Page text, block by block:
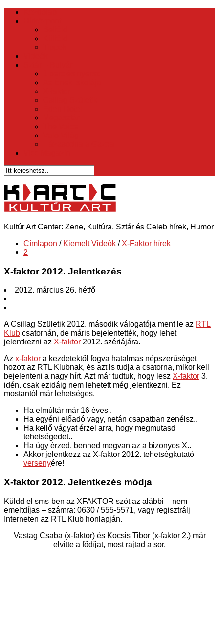
Kultúr Art Center: Zene, Kultúra, Sztár és Celeb hírek, Humor
Címlapon / Kiemelt Videók / X-Faktor hírek
2
X-faktor 2012. Jelentkezés
2012. március 26. hétfő
A Csillag Születik 2012. második válogatója ment le az RTL
Klub csatornán, de máris bejelentették, hogy lehet
jelentkezni az X-faktor 2012. szériájára.
Az x-faktor a kezdetektől fogva hatalmas népszerűséget
hozott az RTL Klubnak, és azt is tudja a csatorna, mikor kell
bejelenteni a nagy hírt. Azt már tudtuk, hogy lesz X-faktor 3.
idén, csak ezidáig nem lehetett még jelentkezni. Ez
mostantól már lehetséges.
Ha elmúltár már 16 éves..
Ha egyéni előadó vagy, netán csapatban zenélsz..
Ha kellő vágyat érzel arra, hogy megmutasd
tehetségedet..
Ha úgy érzed, benned megvan az a bizonyos X..
Akkor jelentkezz az X-faktor 2012. tehetségkutató
versenyére!
X-faktor 2012. Jelentkezés módja
Küldd el sms-ben az XFAKTOR szót az alábbi – nem
emeltdíjas – számra: 0630 / 555-5571, vagy regisztrálj
Interneten az RTL Klub honlapján.
Vastag Csaba (x-faktor) és Kocsis Tibor (x-faktor 2.) már
elvitte a fődíjat, most rajtad a sor.